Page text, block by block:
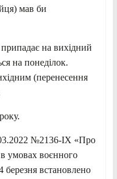
мав би
на вихідний
на понеділок.
(перенесення
№2136-IX «Про
умовах воєнного
березня встановлено